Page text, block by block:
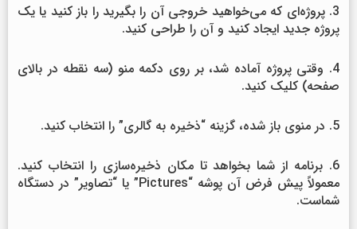
3. پروژه‌ای که می‌خواهید خروجی آن را بگیرید را باز کنید یا یک
پروژه جدید ایجاد کنید و آن را طراحی کنید.
4. وقتی پروژه آماده شد، بر روی دکمه منو (سه نقطه در بالای
صفحه) کلیک کنید.
5. در منوی باز شده، گزینه “ذخیره به گالری” را انتخاب کنید.
6. برنامه از شما بخواهد تا مکان ذخیره‌سازی را انتخاب کنید.
معمولاً پیش فرض آن پوشه “Pictures” یا “تصاویر” در دستگاه
شماست.